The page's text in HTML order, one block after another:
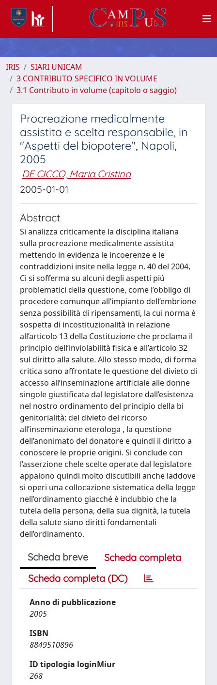
IRIS
SIARI UNICAM
3 CONTRIBUTO SPECIFICO IN VOLUME
3.1 Contributo in volume (capitolo o saggio)
Procreazione medicalmente
assistita e scelta responsabile, in
"Aspetti del biopotere", Napoli,
2005
DE CICCO, Maria Cristina
2005-01-01
Abstract
Si analizza criticamente la disciplina italiana
sulla procreazione medicalmente assistita
mettendo in evidenza le incoerenze e le
contraddizioni insite nella legge n. 40 del 2004,
Ci si sofferma su alcuni degli aspetti piú
problematici della questione, come l’obbligo di
procedere comunque all’impianto dell’embrione
senza possibilità di ripensamenti, la cui norma è
sospetta di incostituzionalità in relazione
all’articolo 13 della Costituzione che proclama il
principio dell’inviolabilità fisica e all’articolo 32
sul diritto alla salute. Allo stesso modo, di forma
critica sono affrontate le questione del divieto di
accesso all’inseminazione artificiale alle donne
singole giustificata dal legislatore dall’esistenza
nel nostro ordinamento del principio della bi
genitorialità; del divieto del ricorso
all’inseminazione eterologa , la questione
dell’anonimato del donatore e quindi il diritto a
conoscere le proprie origini. Si conclude con
l’asserzione chele scelte operate dal legislatore
appaiono quindi molto discutibili anche laddove
si operi una collocazione sistematica della legge
nell’ordinamento giacché è indubbio che la
tutela della persona, della sua dignità, la tutela
della salute siano diritti fondamentali
dell’ordinamento.
Scheda breve
Scheda completa
Scheda completa (DC)
Anno di pubblicazione
2005
ISBN
8849510896
ID tipologia loginMiur
268